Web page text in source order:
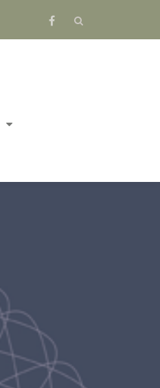
fa-
facebook